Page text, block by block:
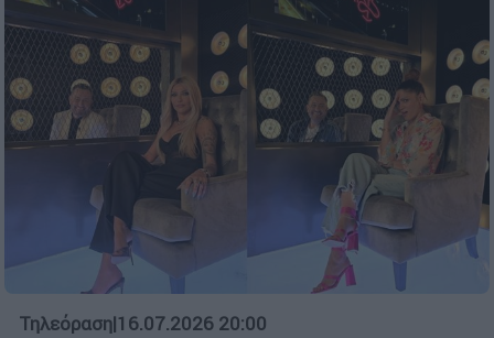
Τηλεόραση|16.07.2026 20:00